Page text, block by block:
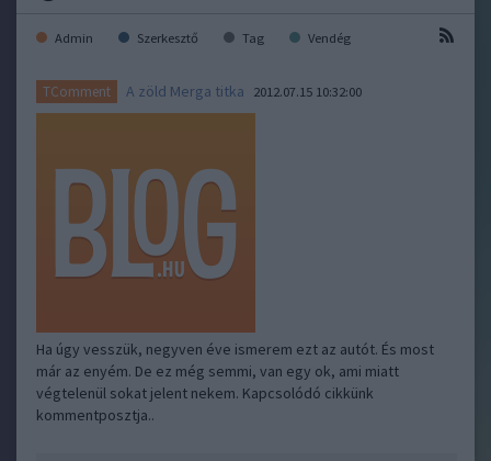
Admin Szerkesztő Tag Vendég
TComment A zöld Merga titka 2012.07.15 10:32:00
Ha úgy vesszük, negyven éve ismerem ezt az autót. És most
már az enyém. De ez még semmi, van egy ok, ami miatt
végtelenül sokat jelent nekem. Kapcsolódó cikkünk
kommentposztja..